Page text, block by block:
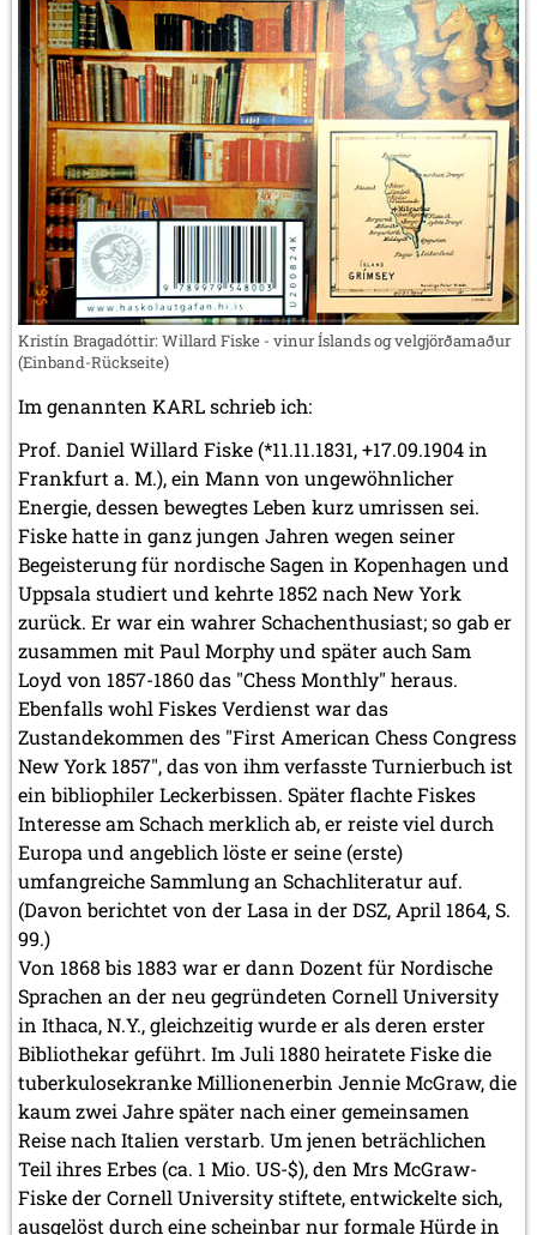
Kristín Bragadóttir: Willard Fiske - vinur Íslands og velgjörðamaður
(Einband-Rückseite)
Im genannten KARL schrieb ich:
Prof. Daniel Willard Fiske (*11.11.1831, +17.09.1904 in
Frankfurt a. M.), ein Mann von ungewöhnlicher
Energie, dessen bewegtes Leben kurz umrissen sei.
Fiske hatte in ganz jungen Jahren wegen seiner
Begeisterung für nordische Sagen in Kopenhagen und
Uppsala studiert und kehrte 1852 nach New York
zurück. Er war ein wahrer Schachenthusiast; so gab er
zusammen mit Paul Morphy und später auch Sam
Loyd von 1857-1860 das "Chess Monthly" heraus.
Ebenfalls wohl Fiskes Verdienst war das
Zustandekommen des "First American Chess Congress
New York 1857", das von ihm verfasste Turnierbuch ist
ein bibliophiler Leckerbissen. Später flachte Fiskes
Interesse am Schach merklich ab, er reiste viel durch
Europa und angeblich löste er seine (erste)
umfangreiche Sammlung an Schachliteratur auf.
(Davon berichtet von der Lasa in der DSZ, April 1864, S.
99.)
Von 1868 bis 1883 war er dann Dozent für Nordische
Sprachen an der neu gegründeten Cornell University
in Ithaca, N.Y., gleichzeitig wurde er als deren erster
Bibliothekar geführt. Im Juli 1880 heiratete Fiske die
tuberkulosekranke Millionenerbin Jennie McGraw, die
kaum zwei Jahre später nach einer gemeinsamen
Reise nach Italien verstarb. Um jenen beträchlichen
Teil ihres Erbes (ca. 1 Mio. US-$), den Mrs McGraw-
Fiske der Cornell University stiftete, entwickelte sich,
ausgelöst durch eine scheinbar nur formale Hürde in